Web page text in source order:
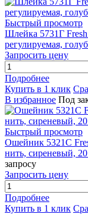
Быстрый просмотр
Шлейка 5731Г Fresh
регулируемая,
Запросить цену
Подробнее
Купить в 1 клик
В избранное Под
Быстрый просмотр
Ошейник 5321С
нить, сиреневый,
запросу
Запросить цену
Подробнее
Купить в 1 клик